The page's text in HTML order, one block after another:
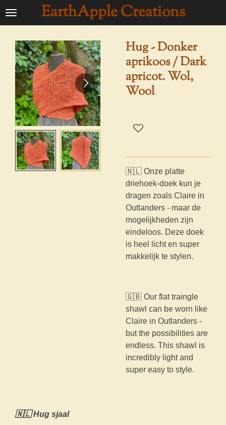
Ga
hoofdinhoud
EarthApple Creations
Hug - Donker
aprikoos / Dark
apricot. Wol,
Wool
🇳🇱 Onze platte
driehoek-doek kun je
dragen zoals Claire in
Outlanders - maar de
mogelijkheden zijn
eindeloos. Deze doek
is heel licht en super
makkelijk te stylen.
🇬🇧 Our flat traingle
shawl can be worn like
Claire in Outlanders -
but the possibilities are
endless. This shawl is
incredibly light and
super easy to style.
🇳🇱 Hug sjaal